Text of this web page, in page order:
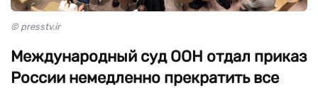
© presstv.ir
Международный суд ООН отдал приказ
России немедленно прекратить все